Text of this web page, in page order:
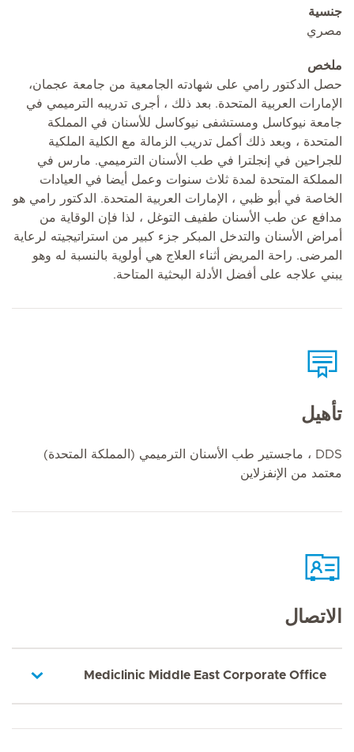
جنسية
مصري
ملخص
حصل الدكتور رامي على شهادته الجامعية من جامعة عجمان،
الإمارات العربية المتحدة. بعد ذلك ، أجرى تدريبه الترميمي في
جامعة نيوكاسل ومستشفى نيوكاسل للأسنان في المملكة
المتحدة ، وبعد ذلك أكمل تدريب الزمالة مع الكلية الملكية
للجراحين في إنجلترا في طب الأسنان الترميمي. مارس في
المملكة المتحدة لمدة ثلاث سنوات وعمل أيضا في العيادات
الخاصة في أبو ظبي ، الإمارات العربية المتحدة. الدكتور رامي هو
مدافع عن طب الأسنان طفيف التوغل ، لذا فإن الوقاية من
أمراض الأسنان والتدخل المبكر جزء كبير من استراتيجيته لرعاية
المرضى. راحة المريض أثناء العلاج هي أولوية بالنسبة له وهو
يبني علاجه على أفضل الأدلة البحثية المتاحة.
تأهيل
DDS ، ماجستير طب الأسنان الترميمي (المملكة المتحدة)
معتمد من الإنفزلاين
الاتصال
Mediclinic Middle East Corporate Office